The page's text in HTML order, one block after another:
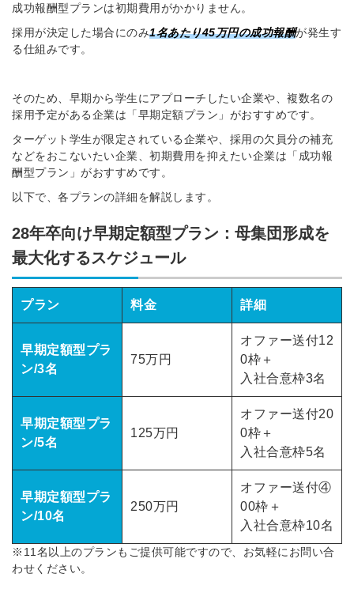
成功報酬型プランは初期費用がかかりません。
採用が決定した場合にのみ1名あたり45万円の成功報酬が発生す
る仕組みです。
そのため、早期から学生にアプローチしたい企業や、複数名の
採用予定がある企業は「早期定額プラン」がおすすめです。
ターゲット学生が限定されている企業や、採用の欠員分の補充
などをおこないたい企業、初期費用を抑えたい企業は「成功報
酬型プラン」がおすすめです。
以下で、各プランの詳細を解説します。
28年卒向け早期定額型プラン：母集団形成を
最大化するスケジュール
プラン 料金 詳細
早期定額型プラ
ン/3名
75万円
オファー送付12
0枠＋
入社合意枠3名
早期定額型プラ
ン/5名
125万円
オファー送付20
0枠＋
入社合意枠5名
早期定額型プラ
ン/10名
250万円
オファー送付④
00枠＋
入社合意枠10名
※11名以上のプランもご提供可能ですので、お気軽にお問い合
わせください。